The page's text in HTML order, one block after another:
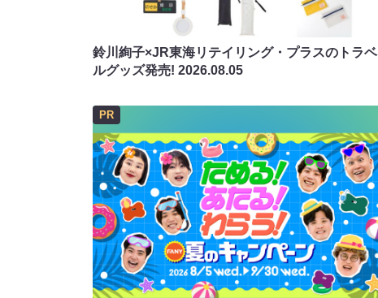
鈴川絢子×JR東海リテイリング・プラスのトラベ
ルグッズ発売! 2026.08.05
PR